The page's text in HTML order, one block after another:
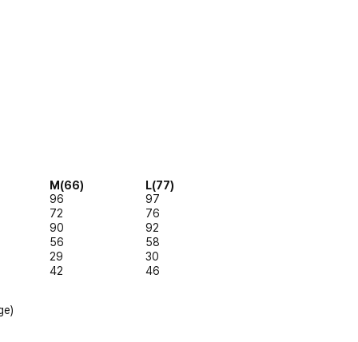
M(66)
L(77)
96
97
72
76
90
92
56
58
29
30
42
46